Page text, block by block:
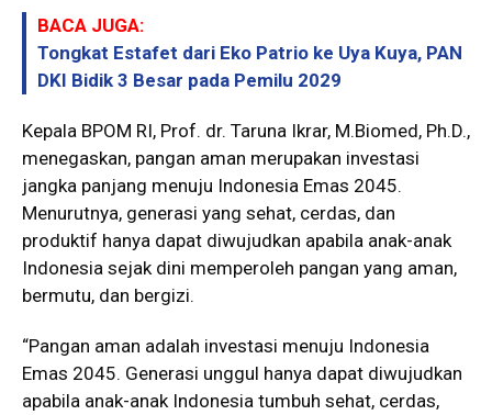
BACA JUGA:
Tongkat Estafet dari Eko Patrio ke Uya Kuya, PAN
DKI Bidik 3 Besar pada Pemilu 2029
Kepala BPOM RI, Prof. dr. Taruna Ikrar, M.Biomed, Ph.D.,
menegaskan, pangan aman merupakan investasi
jangka panjang menuju Indonesia Emas 2045.
Menurutnya, generasi yang sehat, cerdas, dan
produktif hanya dapat diwujudkan apabila anak-anak
Indonesia sejak dini memperoleh pangan yang aman,
bermutu, dan bergizi.
“Pangan aman adalah investasi menuju Indonesia
Emas 2045. Generasi unggul hanya dapat diwujudkan
apabila anak-anak Indonesia tumbuh sehat, cerdas,